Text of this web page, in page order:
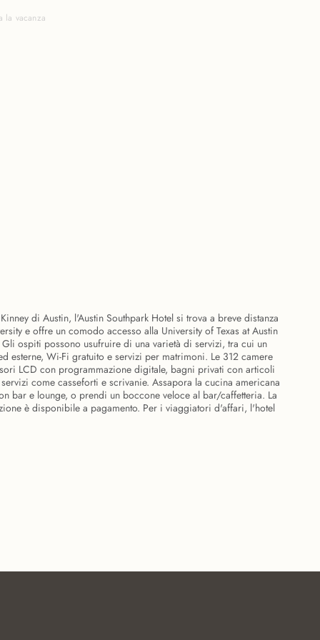
la vacanza
di Austin, l'Austin Southpark Hotel si trova a breve distanza
e offre un comodo accesso alla University of Texas at Austin
Gli ospiti possono usufruire di una varietà di servizi, tra cui un
esterne, Wi-Fi gratuito e servizi per matrimoni. Le 312 camere
LCD con programmazione digitale, bagni privati con articoli
come casseforti e scrivanie. Assapora la cucina americana
bar e lounge, o prendi un boccone veloce al bar/caffetteria. La
è disponibile a pagamento. Per i viaggiatori d'affari, l'hotel